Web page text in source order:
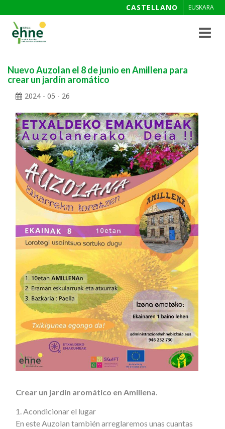
CASTELLANO EUSKARA
Toggle
Nuevo Auzolan el 8 de junio en Amillena para
crear un jardín aromático
2024 - 05 - 26
Crear un jardín aromático en Amillena.
1. Acondicionar el lugar
En este Auzolan también arreglaremos unas cuantas